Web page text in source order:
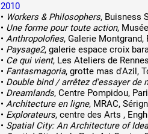
2010
• Workers & Philosophers, Buisness
• Une forme pour toute action,
• Anthropolofies, Galerie
• Paysage2, galerie espace croix
• Ce qui vient, Les Ateliers de
• Fantasmagoria, grotte mas d'Azil,
• Double bind / arrêtez d'essayer de
• Dreamlands, Centre Pompidou,
• Architecture en ligne, MRAC,
• Explorateurs, centre des Arts ,
• Spatial City: An Architecture of